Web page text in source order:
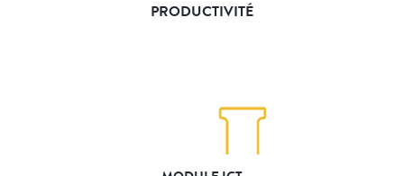
PRODUCTIVITÉ